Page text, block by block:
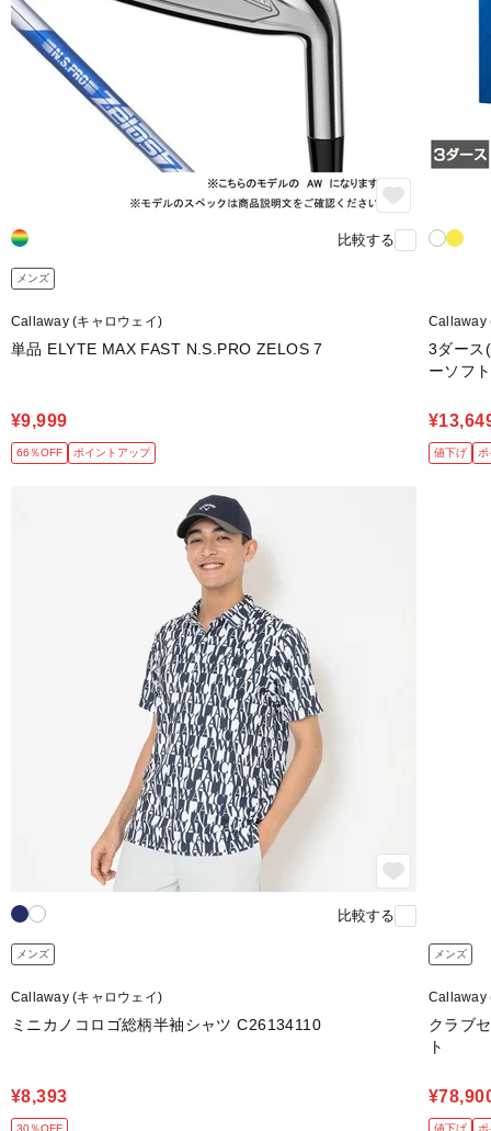
比較する
メンズ
Callaway (キャロウェイ)
単品 ELYTE MAX FAST N.S.PRO ZELOS 7
¥9,999
66％OFF ポイントアップ
Callaway
3ダース
ーソフト
値下げ
比較する
メンズ
Callaway (キャロウェイ)
ミニカノコロゴ総柄半袖シャツ C26134110
¥8,393
30％OFF
メンズ
Callaway
クラブ
ト
値下げ